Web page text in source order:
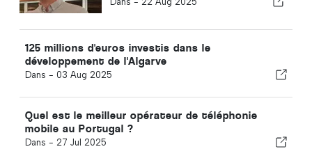
125 millions d'euros investis dans le
développement de l'Algarve
Dans - 03 Aug 2025
Quel est le meilleur opérateur de téléphonie
mobile au Portugal ?
Dans - 27 Jul 2025